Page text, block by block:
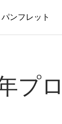
パンフレット
プ